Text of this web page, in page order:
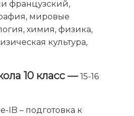
французский,
мировые
химия, физика,
культура,
10 класс —15-16
IB – подготовка к